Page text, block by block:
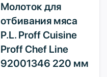
Молоток для
отбивания мяса
P.L. Proff Cuisine
Proff Chef Line
92001346 220 мм